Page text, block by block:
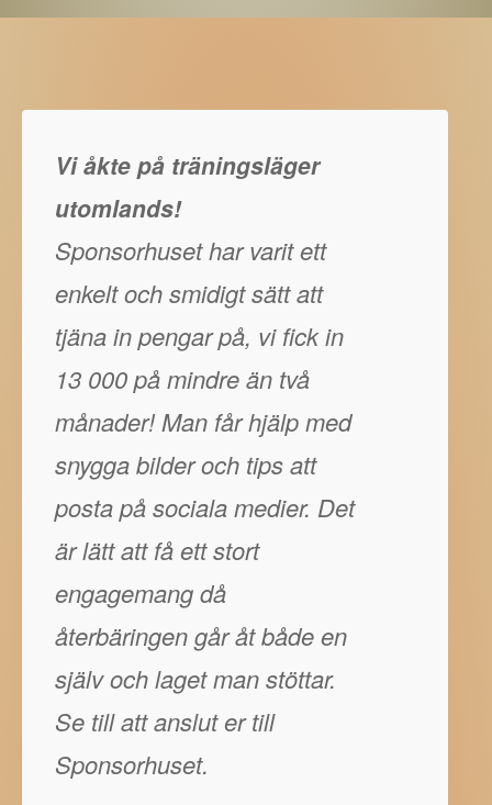
Vi åkte på träningsläger
utomlands!
Sponsorhuset har varit ett
enkelt och smidigt sätt att
tjäna in pengar på, vi fick in
13 000 på mindre än två
månader! Man får hjälp med
snygga bilder och tips att
posta på sociala medier. Det
är lätt att få ett stort
engagemang då
återbäringen går åt både en
själv och laget man stöttar.
Se till att anslut er till
Sponsorhuset.